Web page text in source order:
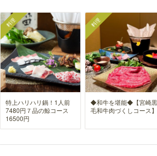
料理
特上ハリハリ鍋！1人前
7480円７品の鯨コース
16500円
料理
◆和牛を堪能◆【宮崎黒
毛和牛肉づくしコース】